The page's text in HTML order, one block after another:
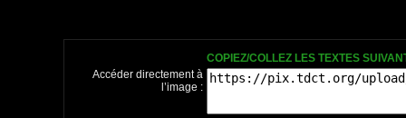
COPIEZ/COLLEZ LES TEXTES
Accéder directement à
l’image :